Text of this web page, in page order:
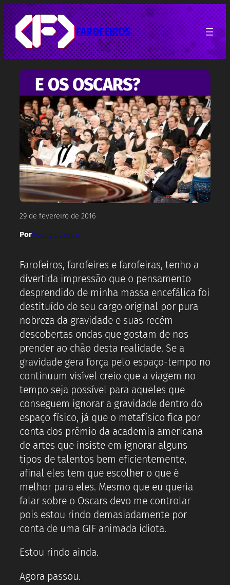
Pular
para
o
conteúdo
FAROFEIROS
E OS OSCARS?
29 de fevereiro de 2016
PorRodrigo Castro
Farofeiros, farofeires e farofeiras, tenho a
divertida impressão que o pensamento
desprendido de minha massa encefálica foi
destituído de seu cargo original por pura
nobreza da gravidade e suas recém
descobertas ondas que gostam de nos
prender ao chão desta realidade. Se a
gravidade gera força pelo espaço-tempo no
continuum visível creio que a viagem no
tempo seja possível para aqueles que
conseguem ignorar a gravidade dentro do
espaço físico, já que o metafísico fica por
conta dos prêmio da academia americana
de artes que insiste em ignorar alguns
tipos de talentos bem eficientemente,
afinal eles tem que escolher o que é
melhor para eles. Mesmo que eu queria
falar sobre o Oscars devo me controlar
pois estou rindo demasiadamente por
conta de uma GIF animada idiota.
Estou rindo ainda.
Agora passou.